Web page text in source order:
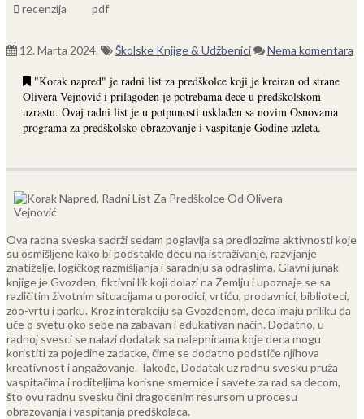
recenzija pdf
12. Marta 2024. Školske Knjige & Udžbenici Nema komentara
"Korak napred" je radni list za predškolce koji je kreiran od strane
Olivera Vejnović i prilagođen je potrebama dece u predškolskom
uzrastu. Ovaj radni list je u potpunosti usklađen sa novim Osnovama
programa za predškolsko obrazovanje i vaspitanje Godine uzleta.
Ova radna sveska sadrži sedam poglavlja sa predlozima aktivnosti koje
su osmišljene kako bi podstakle decu na istraživanje, razvijanje
znatiželje, logičkog razmišljanja i saradnju sa odraslima. Glavni junak
knjige je Gvozden, fiktivni lik koji dolazi na Zemlju i upoznaje se sa
različitim životnim situacijama u porodici, vrtiću, prodavnici, biblioteci,
zoo-vrtu i parku. Kroz interakciju sa Gvozdenom, deca imaju priliku da
uče o svetu oko sebe na zabavan i edukativan način. Dodatno, u
radnoj svesci se nalazi dodatak sa nalepnicama koje deca mogu
koristiti za pojedine zadatke, čime se dodatno podstiče njihova
kreativnost i angažovanje. Takođe, Dodatak uz radnu svesku pruža
vaspitačima i roditeljima korisne smernice i savete za rad sa decom,
što ovu radnu svesku čini dragocenim resursom u procesu
obrazovanja i vaspitanja predškolaca.